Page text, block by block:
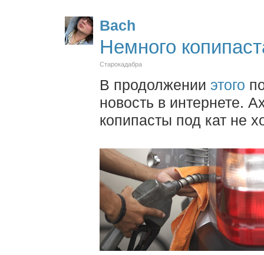
Bach
Немного
Старокадабра
В продолжении этого
новость в интернете.
копипасты под кат не